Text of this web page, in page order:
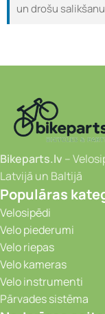
un drošu
Bikeparts.lv –
Latvijā un Baltijā
Populāras
Velosipēdi
Velo piederumi
Velo riepas
Velo kameras
Velo instrumenti
Pārvades sistēma